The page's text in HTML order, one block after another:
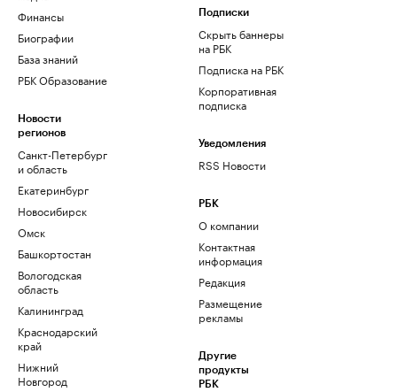
Финансы
Биографии
База знаний
РБК Образование
Новости
регионов
Санкт-Петербург
и область
Екатеринбург
Новосибирск
Омск
Башкортостан
Вологодская
область
Калининград
Краснодарский
край
Нижний
Новгород
Подписки
Скрыть баннеры
на РБК
Подписка на РБК
Корпоративная
подписка
Уведомления
RSS Новости
РБК
О компании
Контактная
информация
Редакция
Размещение
рекламы
Другие
продукты
РБК